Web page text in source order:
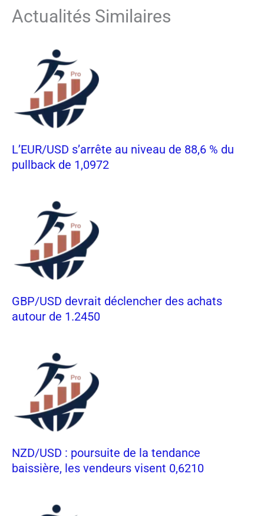
Actualités Similaires
L’EUR/USD s’arrête au niveau de 88,6 % du
pullback de 1,0972
GBP/USD devrait déclencher des achats
autour de 1.2450
NZD/USD : poursuite de la tendance
baissière, les vendeurs visent 0,6210